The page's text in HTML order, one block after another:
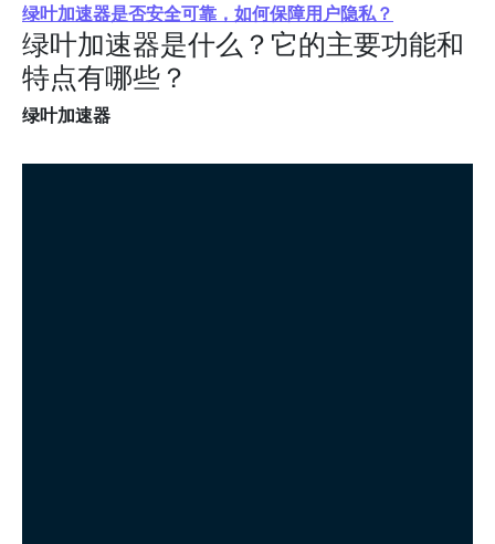
绿叶加速器是否安全可靠，如何保障用户隐私？
绿叶加速器是什么？它的主要功能和
特点有哪些？
绿叶加速器